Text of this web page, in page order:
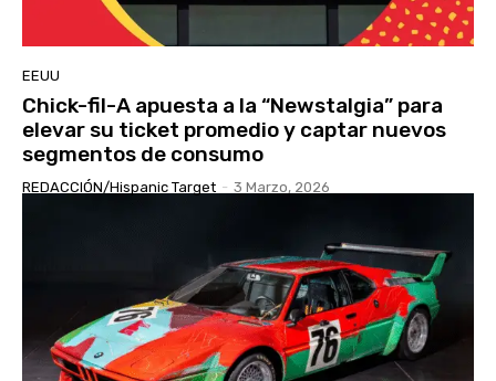
EEUU
Chick-fil-A apuesta a la “Newstalgia” para
elevar su ticket promedio y captar nuevos
segmentos de consumo
REDACCIÓN/Hispanic Target - 3 Marzo, 2026